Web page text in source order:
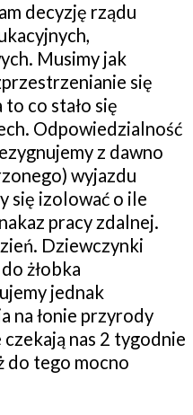
decyzję rządu
Musimy jak
się
co stało się
Odpowiedzialność
z dawno
wyjazdu
się izolować o ile
pracy zdalnej.
Dziewczynki
żłobka
jednak
na łonie przyrody
nas 2 tygodnie
do tego mocno